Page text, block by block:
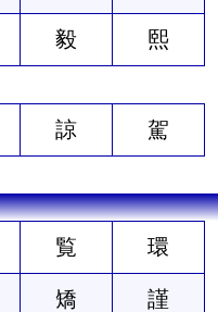
毅 熙
諒 駕
覧 環
矯 謹